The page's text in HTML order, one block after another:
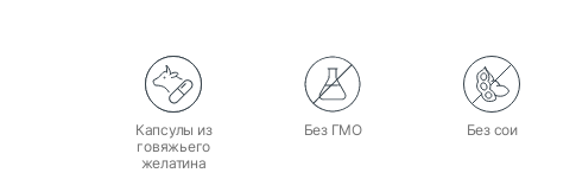
Капсулы из
говяжьего
желатина
Без ГМО Без сои